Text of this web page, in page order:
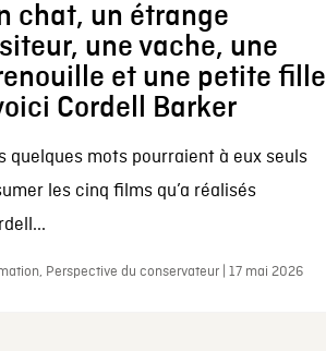
chat, un étrange
une vache, une
et une petite fille
Cordell Barker
quelques mots pourraient à eux seuls
les cinq films qu’a réalisés
Perspective du conservateur | 17 mai 2026